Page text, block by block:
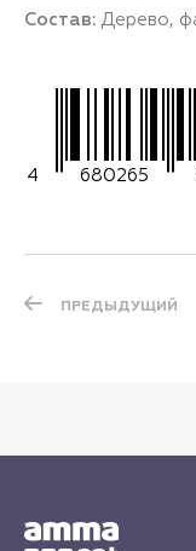
Состав: Дерево,
4 680265
ПРЕДЫДУЩИЙ